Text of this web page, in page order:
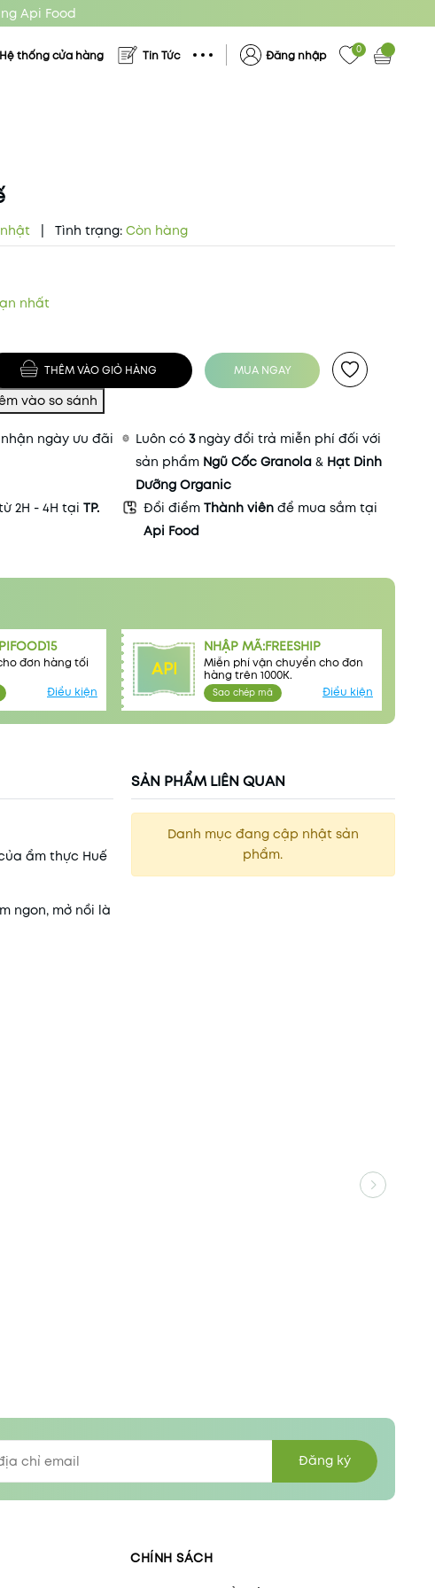
Api Food
Hệ thống cửa hàng Tin Tức Đăng nhập 0
Tình trạng: Còn hàng
nhất
THÊM VÀO GIỎ HÀNG MUA NGAY
ngày ưu đãi
Luôn có3 ngày đổi trả miễn phí đối với
sản phẩm Ngũ Cốc Granola & Hạt Dinh
Dưỡng Organic
2H - 4H tạiTP.
Đổi điểm Thành viên để mua sắm tại
Api Food
đơn hàng tối
Điều kiện
API
NHẬP MÃ:FREESHIP
Miễn phí vận chuyển cho đơn
hàng trên 1000K.
Sao chép mã Điều kiện
ẩm thực Huế
ngon, mở nồi là
SẢN PHẨM LIÊN QUAN
Danh mục đang cập nhật sản
phẩm.
Đăng ký
CHÍNH SÁCH